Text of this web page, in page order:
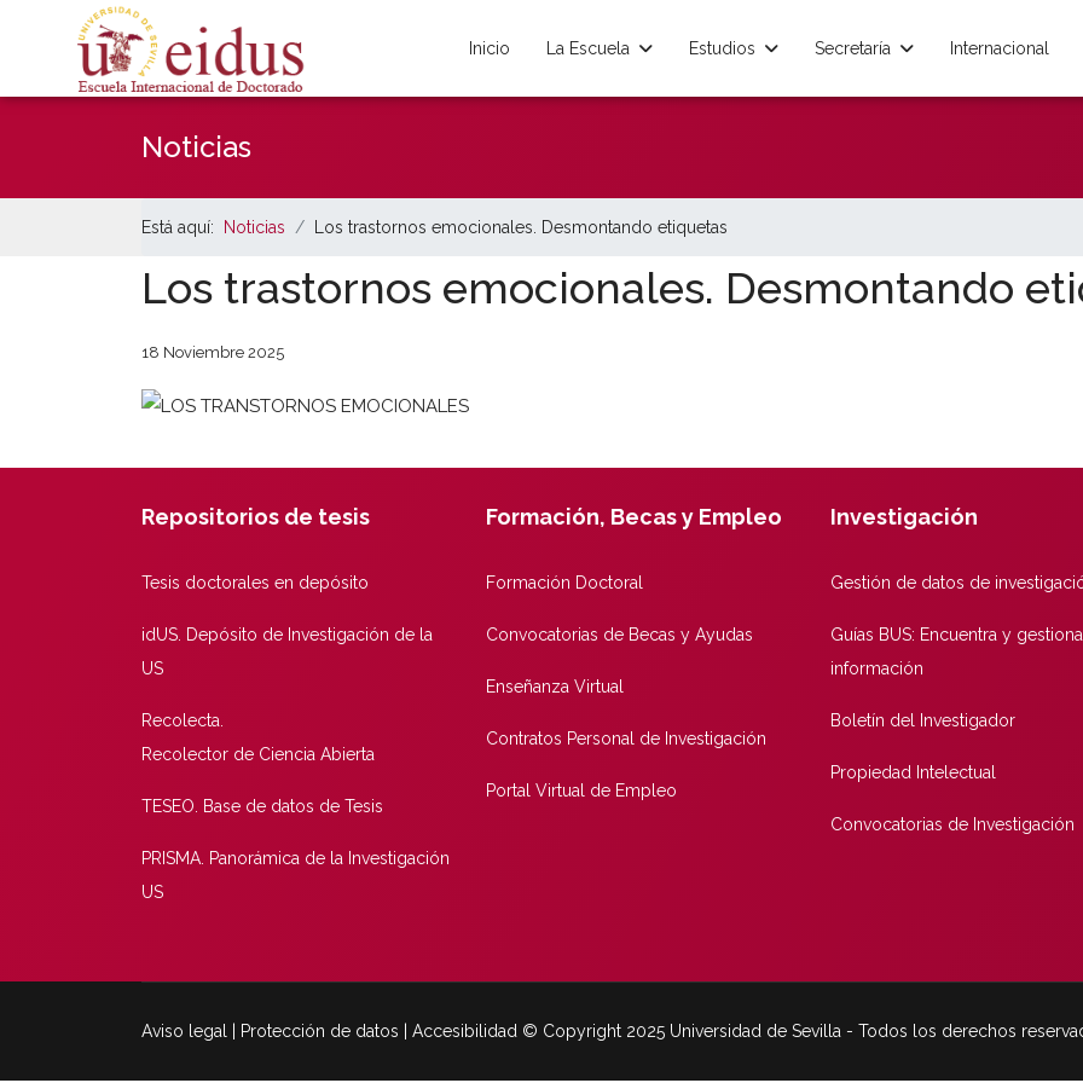
Inicio La Escuela Estudios Secretaría Internacional
Noticias
Está aquí: Noticias Los trastornos emocionales. Desmontando etiquetas
Los trastornos emocionales. Desmontando
18 Noviembre 2025
Repositorios de tesis
Tesis doctorales en depósito
idUS. Depósito de Investigación de la
US
Recolecta.
Recolector de Ciencia Abierta
TESEO. Base de datos de Tesis
PRISMA. Panorámica de la Investigación
US
Formación, Becas y Empleo
Formación Doctoral
Convocatorias de Becas y Ayudas
Enseñanza Virtual
Contratos Personal de Investigación
Portal Virtual de Empleo
Investigación
Gestión de datos de
Guías BUS: Encuentra y gestiona
información
Boletín del Investigador
Propiedad Intelectual
Convocatorias de Investigación
Aviso legal | Protección de datos | Accesibilidad © Copyright 2025 Universidad de Sevilla - Todos los derechos